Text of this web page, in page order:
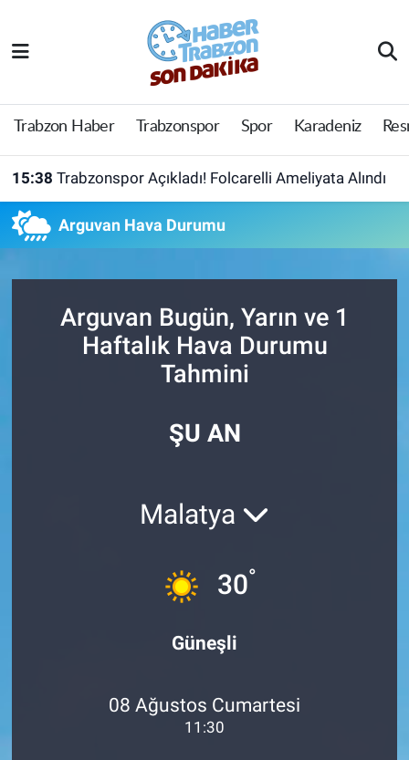
Trabzon Haber Trabzonspor Spor Karadeniz
15:38 Trabzonspor Açıkladı! Folcarelli Ameliyata Alındı
Arguvan Hava Durumu
Arguvan Bugün, Yarın ve 1
Haftalık Hava Durumu
Tahmini
ŞU AN
Malatya
30°
Güneşli
08 Ağustos Cumartesi
11:30
Trabzon Haber
Trabzonspor
Perde Arkası
Trabzon Nöbetçi Eczaneler
Trabzon Hava Durumu
Son Dakika Haberleri